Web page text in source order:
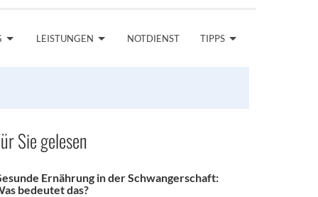
LEISTUNGEN NOTDIENST TIPPS
Sie gelesen
Ernährung in der Schwangerschaft:
bedeutet das?